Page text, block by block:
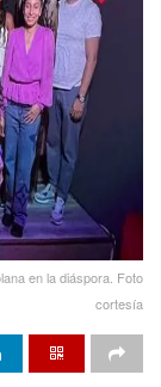
en la diáspora. Foto
cortesía